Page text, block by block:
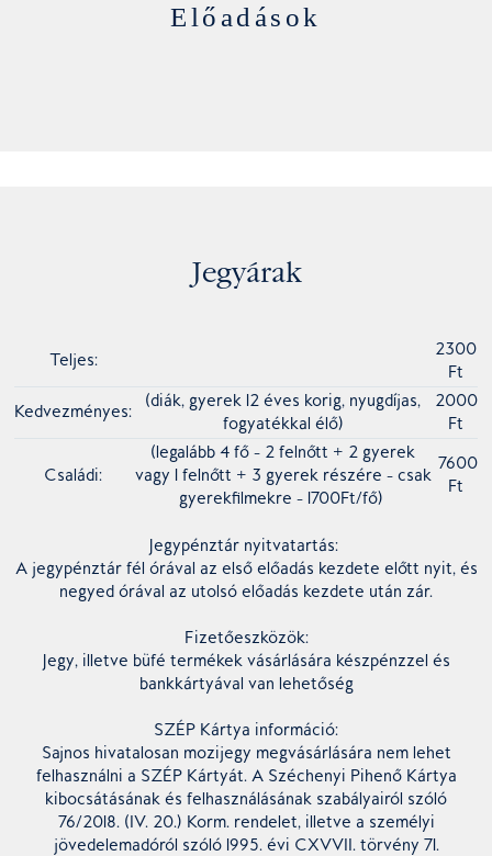
Előadások
Jegyárak
Teljes:
2300
Ft
Kedvezményes:
(diák, gyerek 12 éves korig, nyugdíjas,
fogyatékkal élő)
2000
Ft
Családi:
(legalább 4 fő - 2 felnőtt + 2 gyerek
vagy 1 felnőtt + 3 gyerek részére - csak
gyerekfilmekre - 1700Ft/fő)
7600
Ft
Jegypénztár nyitvatartás:
A jegypénztár fél órával az első előadás kezdete előtt nyit, és
negyed órával az utolsó előadás kezdete után zár.
Fizetőeszközök:
Jegy, illetve büfé termékek vásárlására készpénzzel és
bankkártyával van lehetőség
SZÉP Kártya információ:
Sajnos hivatalosan mozijegy megvásárlására nem lehet
felhasználni a SZÉP Kártyát. A Széchenyi Pihenő Kártya
kibocsátásának és felhasználásának szabályairól szóló
76/2018. (IV. 20.) Korm. rendelet, illetve a személyi
jövedelemadóról szóló 1995. évi CXVVII. törvény 71.